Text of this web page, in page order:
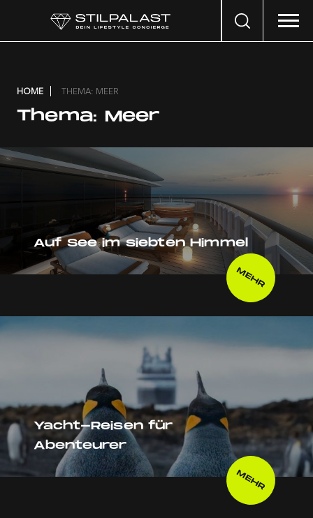
Search
HOME THEMA: MEER
Thema: Meer
Auf See im siebten Himmel
MEHR
Yacht-Reisen für
Abenteurer
MEHR